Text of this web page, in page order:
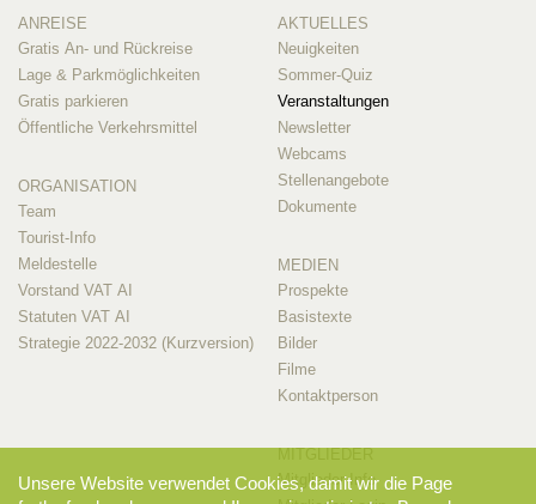
ANREISE
Gratis An- und Rückreise
Lage & Parkmöglichkeiten
Gratis parkieren
Öffentliche Verkehrsmittel
ORGANISATION
Team
Tourist-Info
Meldestelle
Vorstand VAT AI
Statuten VAT AI
Strategie 2022-2032 (Kurzversion)
AKTUELLES
Neuigkeiten
Sommer-Quiz
Veranstaltungen
Newsletter
Webcams
Stellenangebote
Dokumente
MEDIEN
Prospekte
Basistexte
Bilder
Filme
Kontaktperson
Mitglieder-Info
Unsere Website verwendet Cookies, damit wir die Page